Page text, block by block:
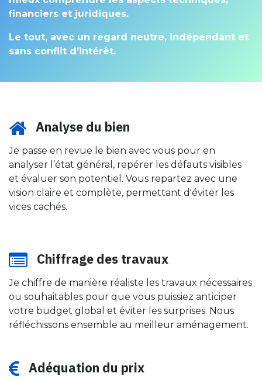
financiers et juridiques.
Le tout, avec un regard neutre, indépendant et
sans conflit d’intérêt.
Analyse du bien
Je passe en revue le bien avec vous pour en
analyser l’état général, repérer les défauts visibles
et évaluer son potentiel. Vous repartez avec une
vision claire et complète, permettant d'éviter les
vices cachés.
Chiffrage des travaux
Je chiffre de manière réaliste les travaux nécessaires
ou souhaitables pour que vous puissiez anticiper
votre budget global et éviter les surprises. Nous
réfléchissons ensemble au meilleur aménagement.
Adéquation du prix